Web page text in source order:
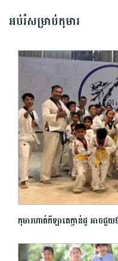
អប់រំសម្រាប់កុមារ
កុមារហាត់កីឡាតេក្វាន់ដូ អាចជួយឱ្